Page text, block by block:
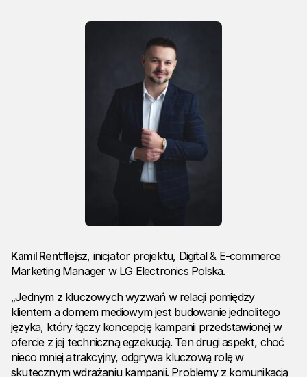
Kamil Rentflejsz, inicjator projektu, Digital & E-commerce
Marketing Manager w LG Electronics Polska.
„Jednym z kluczowych wyzwań w relacji pomiędzy
klientem a domem mediowym jest budowanie jednolitego
języka, który łączy koncepcję kampanii przedstawionej w
ofercie z jej techniczną egzekucją. Ten drugi aspekt, choć
nieco mniej atrakcyjny, odgrywa kluczową rolę w
skutecznym wdrażaniu kampanii. Problemy z komunikacją